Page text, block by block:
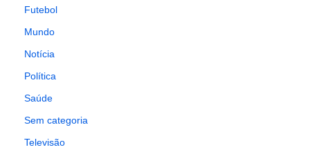
Futebol
Mundo
Notícia
Política
Saúde
Sem categoria
Televisão